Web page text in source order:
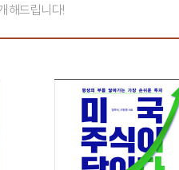
해드립니다!